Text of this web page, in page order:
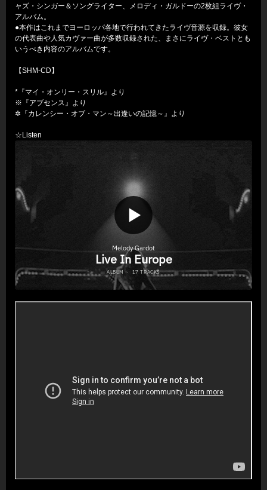
ャズ・シンガー＆ソングライター、メロディ・ガルドーの2枚組ライヴ・
アルバム。
●本作はこれまでヨーロッパ各地で行われてきたライヴ音源を収録。彼女
の代表曲や人気カヴァー曲が多数収録された、まさにライヴ・ベストとも
いうべき内容のアルバムです。
【SHM-CD】
*『マイ・オンリー・スリル』より
※『アブセンス』より
✲『カレンシー・オブ・マン～出逢いの記憶～』より
☆Listen